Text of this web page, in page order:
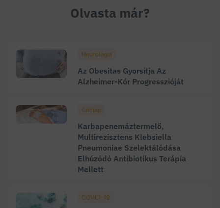
Olvasta már?
Neurológia
Az Obesitas Gyorsítja Az
Alzheimer-Kór Progresszióját
Címlap
Karbapenemáztermelő,
Multirezisztens Klebsiella
Pneumoniae Szelektálódása
Elhúzódó Antibiotikus Terápia
Mellett
COVID-19